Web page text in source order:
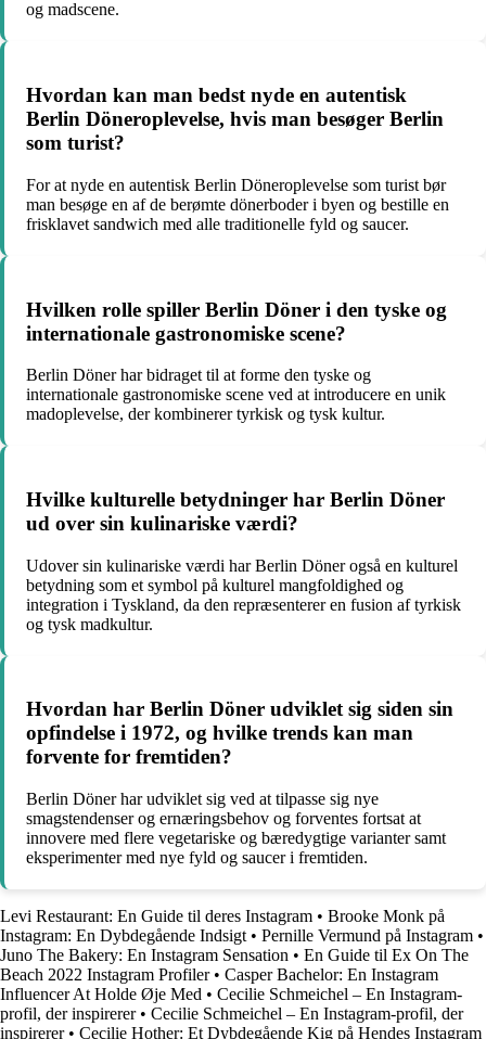
og madscene.
Hvordan kan man bedst nyde en autentisk
Berlin Döneroplevelse, hvis man besøger Berlin
som turist?
For at nyde en autentisk Berlin Döneroplevelse som turist bør
man besøge en af de berømte dönerboder i byen og bestille en
frisklavet sandwich med alle traditionelle fyld og saucer.
Hvilken rolle spiller Berlin Döner i den tyske og
internationale gastronomiske scene?
Berlin Döner har bidraget til at forme den tyske og
internationale gastronomiske scene ved at introducere en unik
madoplevelse, der kombinerer tyrkisk og tysk kultur.
Hvilke kulturelle betydninger har Berlin Döner
ud over sin kulinariske værdi?
Udover sin kulinariske værdi har Berlin Döner også en kulturel
betydning som et symbol på kulturel mangfoldighed og
integration i Tyskland, da den repræsenterer en fusion af tyrkisk
og tysk madkultur.
Hvordan har Berlin Döner udviklet sig siden sin
opfindelse i 1972, og hvilke trends kan man
forvente for fremtiden?
Berlin Döner har udviklet sig ved at tilpasse sig nye
smagstendenser og ernæringsbehov og forventes fortsat at
innovere med flere vegetariske og bæredygtige varianter samt
eksperimenter med nye fyld og saucer i fremtiden.
Levi Restaurant: En Guide til deres Instagram • Brooke Monk på
Instagram: En Dybdegående Indsigt • Pernille Vermund på Instagram •
Juno The Bakery: En Instagram Sensation • En Guide til Ex On The
Beach 2022 Instagram Profiler• Casper Bachelor: En Instagram
Influencer At Holde Øje Med • Cecilie Schmeichel – En Instagram-
profil, der inspirerer• Cecilie Schmeichel – En Instagram-profil, der
inspirerer• Cecilie Hother: Et Dybdegående Kig på Hendes Instagram